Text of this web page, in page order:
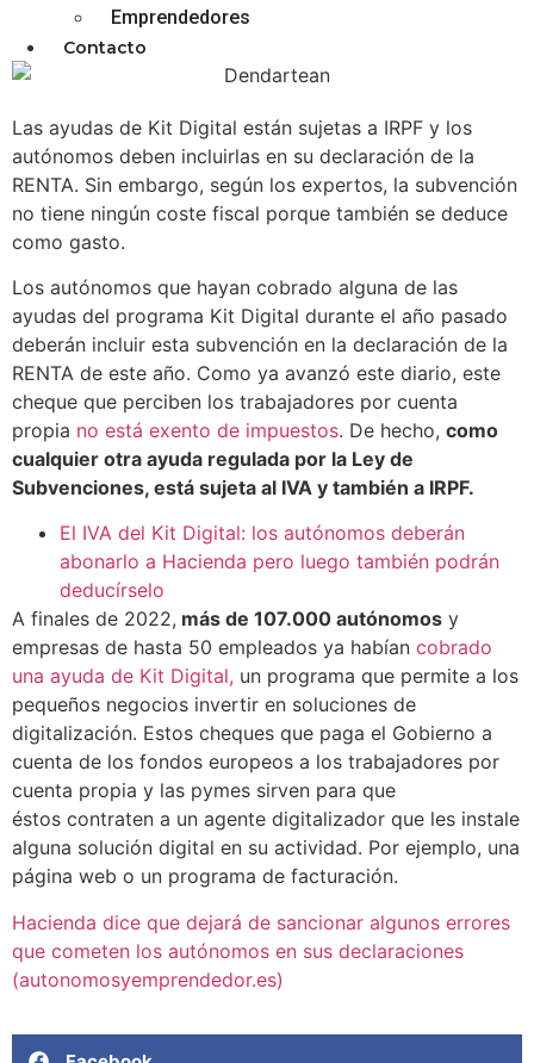
Emprendedores
Contacto
diciembre 3, 2025
Las ayudas de Kit Digital están sujetas a IRPF y los
autónomos deben incluirlas en su declaración de la
RENTA. Sin embargo, según los expertos, la subvención
no tiene ningún coste fiscal porque también se deduce
como gasto.
Los autónomos que hayan cobrado alguna de las
ayudas del programa Kit Digital durante el año pasado
deberán incluir esta subvención en la declaración de la
RENTA de este año. Como ya avanzó este diario, este
cheque que perciben los trabajadores por cuenta
propia no está exento de impuestos. De hecho, como
cualquier otra ayuda regulada por la Ley de
Subvenciones, está sujeta al IVA y también a IRPF.
El IVA del Kit Digital: los autónomos deberán
abonarlo a Hacienda pero luego también podrán
deducírselo
A finales de 2022, más de 107.000 autónomos y
empresas de hasta 50 empleados ya habían cobrado
una ayuda de Kit Digital, un programa que permite a los
pequeños negocios invertir en soluciones de
digitalización. Estos cheques que paga el Gobierno a
cuenta de los fondos europeos a los trabajadores por
cuenta propia y las pymes sirven para que
éstos contraten a un agente digitalizador que les instale
alguna solución digital en su actividad. Por ejemplo, una
página web o un programa de facturación.
Hacienda dice que dejará de sancionar algunos errores
que cometen los autónomos en sus declaraciones
(autonomosyemprendedor.es)